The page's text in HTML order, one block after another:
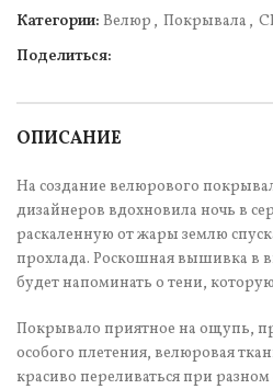
Категории: Велюр , Покрывала ,
Поделиться:
ОПИСАНИЕ
На создание велюрового
дизайнеров вдохновила ночь в
раскаленную от жары землю
прохлада. Роскошная вышивка в
будет напоминать о тени,
Покрывало приятное на ощупь,
особого плетения, велюровая
красиво переливаться при